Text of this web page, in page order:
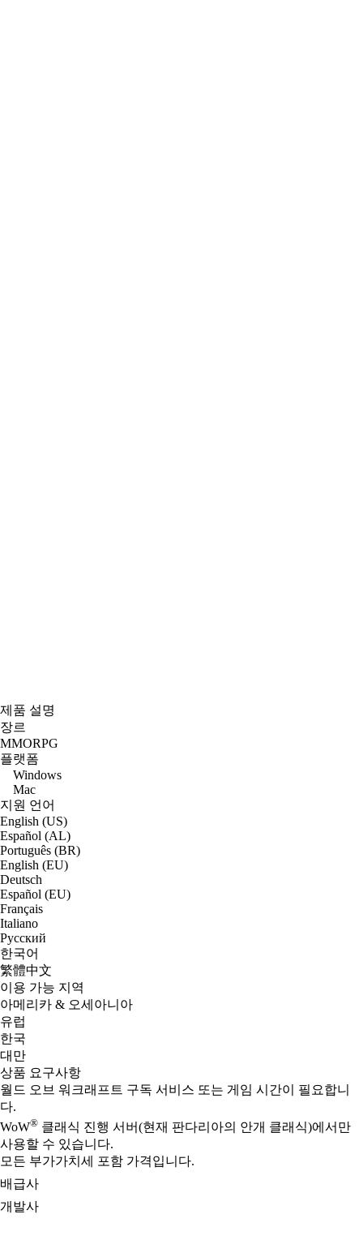
제품 설명
장르
MMORPG
플랫폼
Windows
Mac
지원 언어
English (US)
Español (AL)
Português (BR)
English (EU)
Deutsch
Español (EU)
Français
Italiano
Русский
한국어
繁體中文
이용 가능 지역
아메리카 & 오세아니아
유럽
한국
대만
상품 요구사항
월드 오브 워크래프트 구독 서비스 또는 게임 시간이 필요합니
다.
WoW® 클래식 진행 서버(현재 판다리아의 안개 클래식)에서만
사용할 수 있습니다.
모든 부가가치세 포함 가격입니다.
배급사
개발사